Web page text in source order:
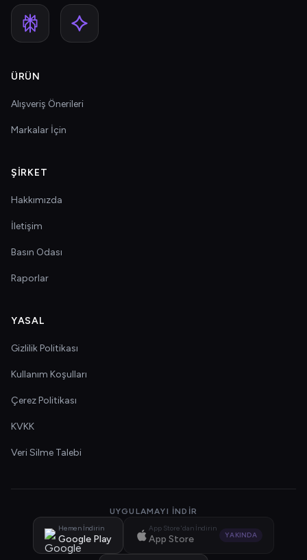
ÜRÜN
Alışveriş Önerileri
Markalar İçin
ŞIRKET
Hakkımızda
İletişim
Basın Odası
Raporlar
YASAL
Gizlilik Politikası
Kullanım Koşulları
Çerez Politikası
KVKK
Veri Silme Talebi
UYGULAMAYI İNDIR
Hemen İndirin
Google Play
App Store'dan İndirin
App Store YAKINDA